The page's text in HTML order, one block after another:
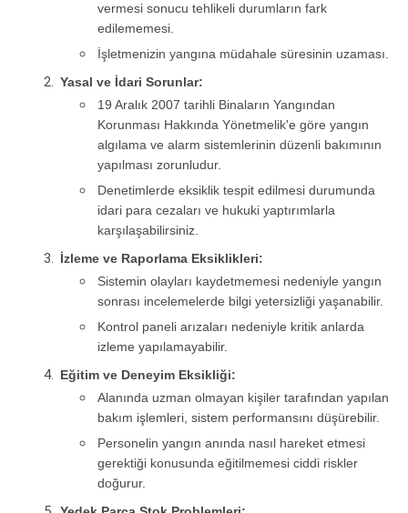
vermesi sonucu tehlikeli durumların fark
edilememesi.
İşletmenizin yangına müdahale süresinin uzaması.
Yasal ve İdari Sorunlar:
19 Aralık 2007 tarihli Binaların Yangından
Korunması Hakkında Yönetmelik'e göre yangın
algılama ve alarm sistemlerinin düzenli bakımının
yapılması zorunludur.
Denetimlerde eksiklik tespit edilmesi durumunda
idari para cezaları ve hukuki yaptırımlarla
karşılaşabilirsiniz.
İzleme ve Raporlama Eksiklikleri:
Sistemin olayları kaydetmemesi nedeniyle yangın
sonrası incelemelerde bilgi yetersizliği yaşanabilir.
Kontrol paneli arızaları nedeniyle kritik anlarda
izleme yapılamayabilir.
Eğitim ve Deneyim Eksikliği:
Alanında uzman olmayan kişiler tarafından yapılan
bakım işlemleri, sistem performansını düşürebilir.
Personelin yangın anında nasıl hareket etmesi
gerektiği konusunda eğitilmemesi ciddi riskler
doğurur.